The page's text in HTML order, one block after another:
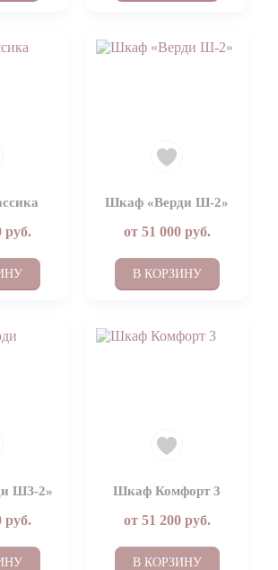
руб.
Шкаф «Верди Ш-2»
от 51 000руб.
В КОРЗИНУ
ШЗ-2»
руб.
Шкаф Комфорт 3
от 51 200руб.
В КОРЗИНУ